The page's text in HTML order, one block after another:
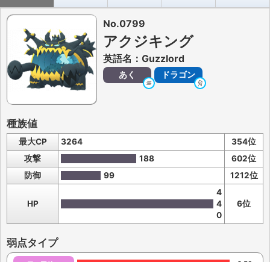
No.0799
アクジキング
英語名：Guzzlord
あく ドラゴン
種族値
最大CP 3264
354位
攻撃
188
602位
防御
99 1212位
HP
4
4
0
6位
弱点タイプ